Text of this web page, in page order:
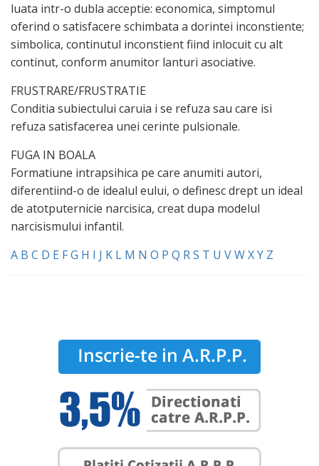
luata intr-o dubla acceptie: economica, simptomul
oferind o satisfacere schimbata a dorintei inconstiente;
simbolica, continutul inconstient fiind inlocuit cu alt
continut, conform anumitor lanturi asociative.
FRUSTRARE/FRUSTRATIE
Conditia subiectului caruia i se refuza sau care isi
refuza satisfacerea unei cerinte pulsionale.
FUGA IN BOALA
Formatiune intrapsihica pe care anumiti autori,
diferentiind-o de idealul eului, o definesc drept un ideal
de atotputernicie narcisica, creat dupa modelul
narcisismului infantil.
A B C D E FG H I J K L M N O P Q RS T U VWXY Z